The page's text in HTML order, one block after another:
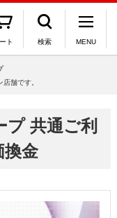
ト 検索 MENU
舗です。
プ 共通ご利
換金